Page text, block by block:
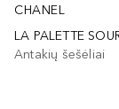
CHANEL
LA PALETTE
Antakių šešėliai